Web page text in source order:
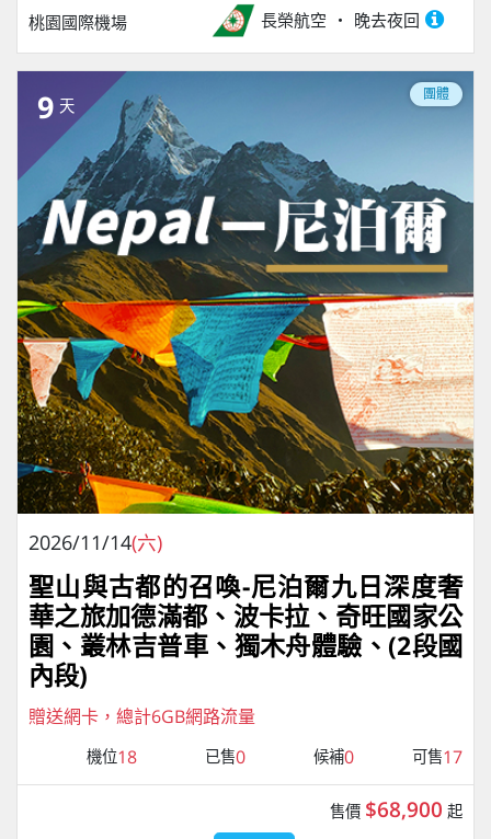
桃園國際機場 長榮航空 晚去夜回
9 天
團體
2026/11/14(六)
聖山與古都的召喚-尼泊爾九日深度奢
華之旅加德滿都、波卡拉、奇旺國家公
園、叢林吉普車、獨⽊⾈體驗、(2段國
內段)
贈送網卡，總計6GB網路流量
機位18 已售0 候補0 可售17
售價 $68,900 起